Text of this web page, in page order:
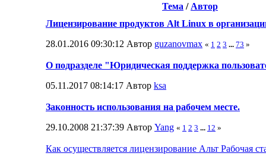
Тема / Автор
Лицензирование продуктов Alt Linux в
28.01.2016 09:30:12 Автор guzanovmax « 1 2 3 ... 73 »
О подразделе "Юридическая поддержка
05.11.2017 08:14:17 Автор ksa
Законность использования на рабочем месте.
29.10.2008 21:37:39 Автор Yang « 1 2 3 ... 12 »
Как осуществляется лицензирование Альт Рабочая